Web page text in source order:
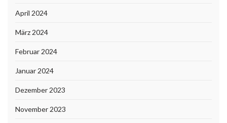
April 2024
März 2024
Februar 2024
Januar 2024
Dezember 2023
November 2023